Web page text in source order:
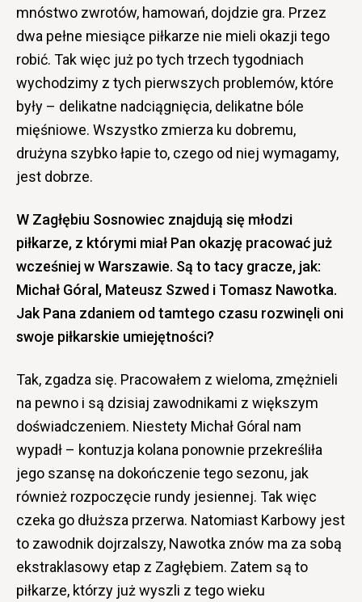
mnóstwo zwrotów, hamowań, dojdzie gra. Przez
dwa pełne miesiące piłkarze nie mieli okazji tego
robić. Tak więc już po tych trzech tygodniach
wychodzimy z tych pierwszych problemów, które
były – delikatne nadciągnięcia, delikatne bóle
mięśniowe. Wszystko zmierza ku dobremu,
drużyna szybko łapie to, czego od niej wymagamy,
jest dobrze.
W Zagłębiu Sosnowiec znajdują się młodzi
piłkarze, z którymi miał Pan okazję pracować już
wcześniej w Warszawie. Są to tacy gracze, jak:
Michał Góral, Mateusz Szwed i Tomasz Nawotka.
Jak Pana zdaniem od tamtego czasu rozwinęli oni
swoje piłkarskie umiejętności?
Tak, zgadza się. Pracowałem z wieloma, zmężnieli
na pewno i są dzisiaj zawodnikami z większym
doświadczeniem. Niestety Michał Góral nam
wypadł – kontuzja kolana ponownie przekreśliła
jego szansę na dokończenie tego sezonu, jak
również rozpoczęcie rundy jesiennej. Tak więc
czeka go dłuższa przerwa. Natomiast Karbowy jest
to zawodnik dojrzalszy, Nawotka znów ma za sobą
ekstraklasowy etap z Zagłębiem. Zatem są to
piłkarze, którzy już wyszli z tego wieku